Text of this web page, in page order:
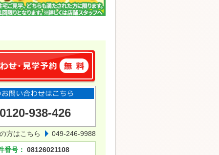
0120-938-426
方はこちら 049-246-9988
番号： 08126021108